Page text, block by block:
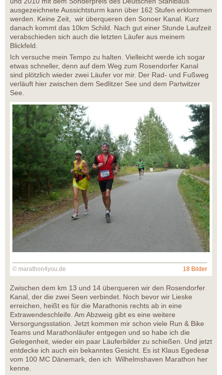
ausgezeichnete Aussichtsturm kann über 162 Stufen erklommen
werden. Keine Zeit, wir überqueren den Sonoer Kanal. Kurz
danach kommt das 10km Schild. Nach gut einer Stunde Laufzeit
verabschieden sich auch die letzten Läufer aus meinem
Blickfeld.
Ich versuche mein Tempo zu halten. Vielleicht werde ich sogar
etwas schneller, denn auf dem Weg zum Rosendorfer Kanal
sind plötzlich wieder zwei Läufer vor mir. Der Rad- und Fußweg
verläuft hier zwischen dem Sedlitzer See und dem Partwitzer
See.
© marathon4you.de 18 Bilder
Zwischen dem km 13 und 14 überqueren wir den Rosendorfer
Kanal, der die zwei Seen verbindet. Noch bevor wir Lieske
erreichen, heißt es für die Marathonis rechts ab in eine
Extrawendeschleife. Am Abzweig gibt es eine weitere
Versorgungsstation. Jetzt kommen mir schon viele Run & Bike
Teams und Marathonläufer entgegen und so habe ich die
Gelegenheit, wieder ein paar Läuferbilder zu schießen. Und jetzt
entdecke ich auch ein bekanntes Gesicht. Es ist Klaus Egedesø
vom 100 MC Dänemark, den ich Wilhelmshaven Marathon her
kenne.